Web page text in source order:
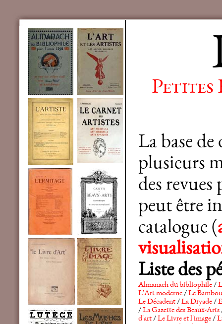
Petites
La base
plusieurs
des revues
peut être
catalogue (
Liste des
Almanach du bibliophile/
L'Art moderne/Le Bambou
Le Décadent/La Dryade/
/La Gazette des Beaux-Arts
d'art/Le Livre et l'image/